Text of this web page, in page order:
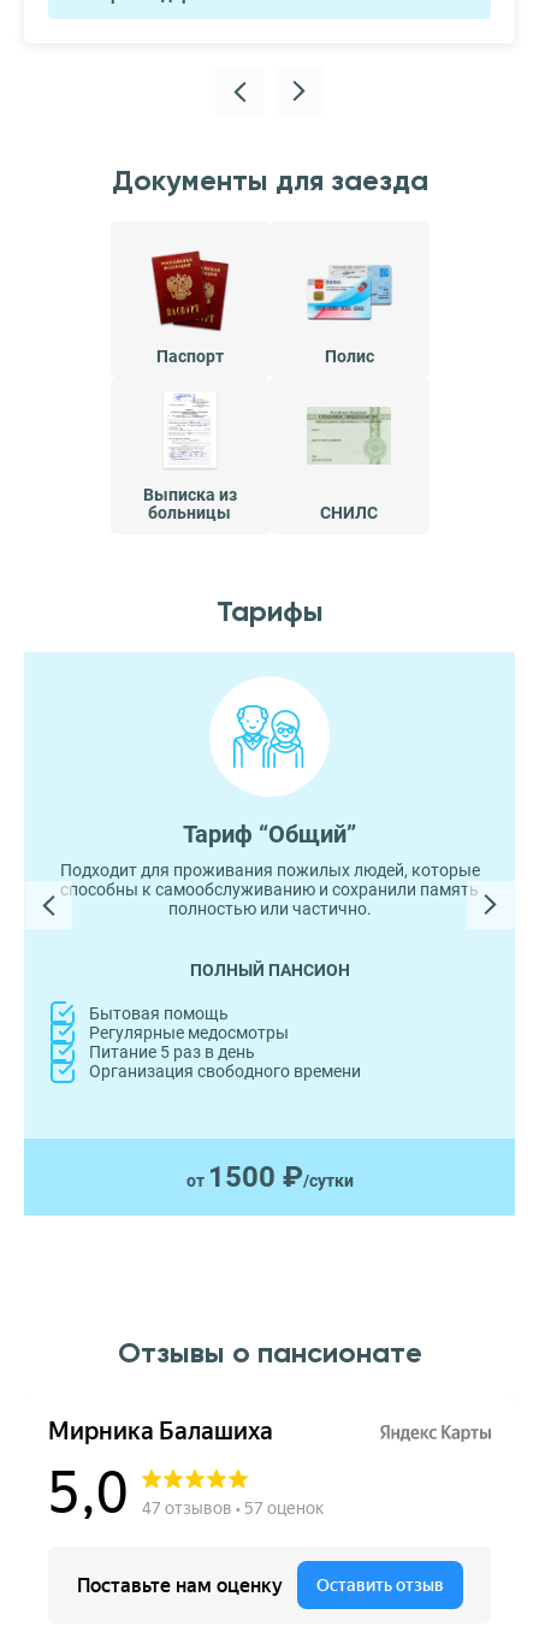
Документы для заезда
Паспорт Полис
Выписка из
больницы
СНИЛС
Тарифы
Тариф “Общий”
Подходит для проживания пожилых людей, которые
способны к самообслуживанию и сохранили память
полностью или частично.
ПОЛНЫЙ ПАНСИОН
Бытовая помощь
Регулярные медосмотры
Питание 5 раз в день
Организация свободного времени
от 1500 ₽/сутки
Отзывы о пансионате